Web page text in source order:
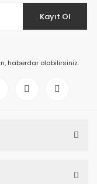
Kayıt Ol
haberdar olabilirsiniz.